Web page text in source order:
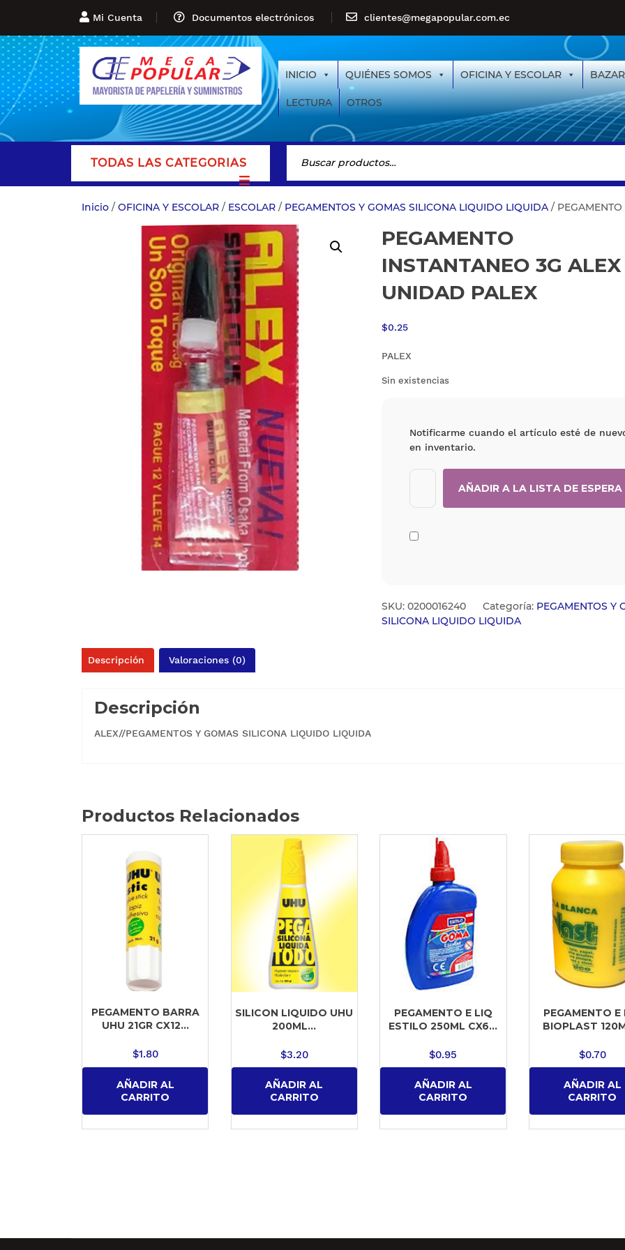
Mi Cuenta Documentos electrónicos clientes@megapopular.com.ec
INICIO QUIÉNES SOMOS OFICINA Y ESCOLAR BAZAR
LECTURA OTROS
TODAS LAS CATEGORIAS
Inicio / OFICINA Y ESCOLAR / ESCOLAR / PEGAMENTOS Y GOMAS SILICONA LIQUIDO LIQUIDA /
PEGAMENTO
INSTANTANEO 3G ALEX
UNIDAD PALEX
$0.25
PALEX
Sin existencias
Notificarme cuando el artículo esté de
en inventario.
SKU: 0200016240 Categoría: PEGAMENTOS Y
SILICONA LIQUIDO LIQUIDA
Descripción Valoraciones (0)
Descripción
ALEX//PEGAMENTOS Y GOMAS SILICONA LIQUIDO LIQUIDA
Productos Relacionados
PEGAMENTO BARRA
UHU 21GR CX12...
$1.80
AÑADIR AL
CARRITO
SILICON LIQUIDO UHU
200ML...
$3.20
AÑADIR AL
CARRITO
PEGAMENTO E LIQ
ESTILO 250ML CX6...
$0.95
AÑADIR AL
CARRITO
PEGAMENTO E
BIOPLAST
$0.70
AÑADIR AL
CARRITO